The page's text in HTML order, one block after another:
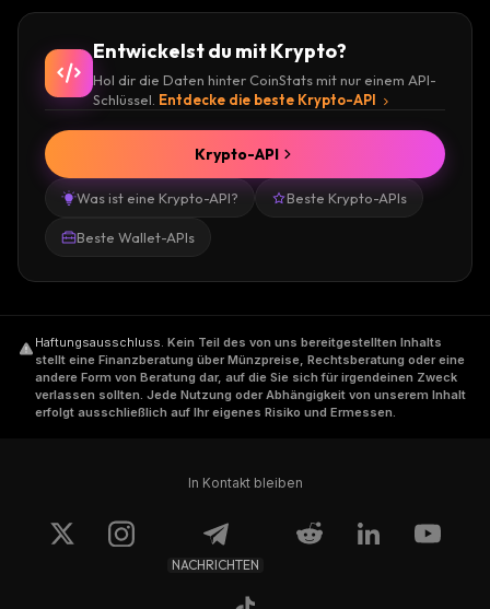
Entwickelst du mit Krypto?
Hol dir die Daten hinter CoinStats mit nur einem API-
Schlüssel. Entdecke die beste Krypto-API
Was ist eine Krypto-API? Beste Krypto-APIs
Beste Wallet-APIs
Krypto-API
Haftungsausschluss. Kein Teil des von uns bereitgestellten Inhalts
stellt eine Finanzberatung über Münzpreise, Rechtsberatung oder eine
andere Form von Beratung dar, auf die Sie sich für irgendeinen Zweck
verlassen sollten. Jede Nutzung oder Abhängigkeit von unserem Inhalt
erfolgt ausschließlich auf Ihr eigenes Risiko und Ermessen.
In Kontakt bleiben
NACHRICHTEN